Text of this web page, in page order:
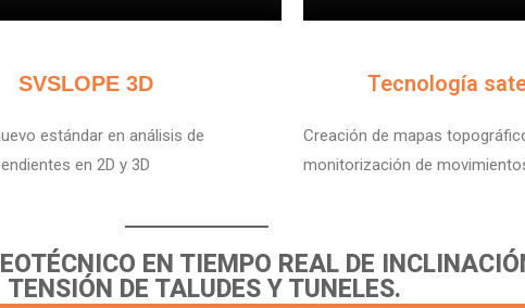
SVSLOPE 3D
estándar en análisis de
en 2D y 3D
Tecnología
Creación de mapas
monitorización de
EN TIEMPO REAL DE
TENSIÓN DE TALUDES Y TUNELES.